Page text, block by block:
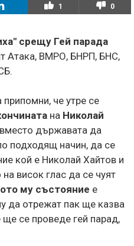
1 0
срещу Гей парада
Атака, ВМРО, БНРП, БНС,
че утре се
на Николай
държавата да
подходящ начин, да се
кой е Николай Хайтов и
висок глас да се чуят
му състояние е
да отрежат пак ще казва
ще се проведе гей парад,